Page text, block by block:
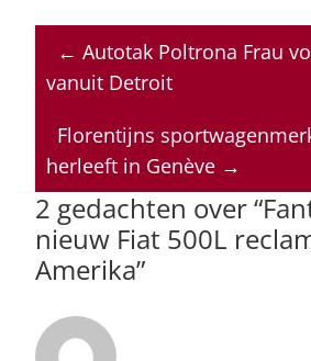
at
s
p
p
c
e
o
o
k
k
e
n
re
a
s
l
← Autotak Poltrona Frau
vanuit Detroit
Florentijns
herleeft in Genève →
2 gedachten over “
nieuw Fiat 500L
Amerika”